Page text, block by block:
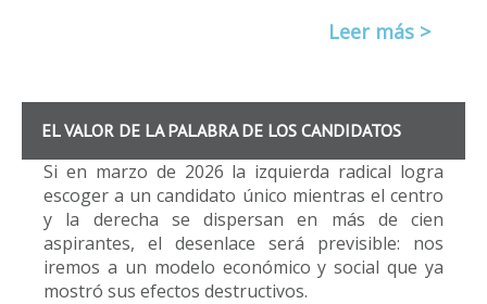
Leer más >
EL VALOR DE LA PALABRA DE LOS CANDIDATOS
Si en marzo de 2026 la izquierda radical logra
escoger a un candidato único mientras el centro
y la derecha se dispersan en más de cien
aspirantes, el desenlace será previsible: nos
iremos a un modelo económico y social que ya
mostró sus efectos destructivos.